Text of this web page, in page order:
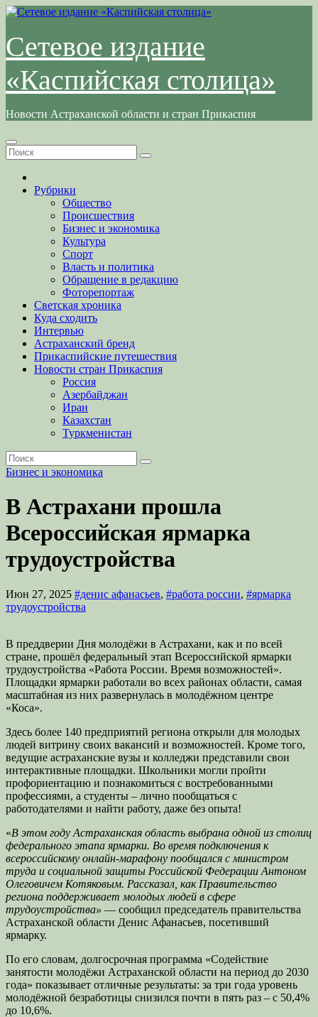
Перейти
содержимому
Сетевое издание
«Каспийская столица»
Новости Астраханской области и стран Прикаспия
Рубрики
Общество
Происшествия
Бизнес и экономика
Культура
Спорт
Власть и политика
Обращение в редакцию
Фоторепортаж
Светская хроника
Куда сходить
Интервью
Астраханский бренд
Прикаспийские путешествия
Новости стран Прикаспия
Россия
Азербайджан
Иран
Казахстан
Туркменистан
Бизнес и экономика
В Астрахани прошла
Всероссийская ярмарка
трудоустройства
Июн 27, 2025 #денис афанасьев, #работа россии, #ярмарка
трудоустройства
В преддверии Дня молодёжи в Астрахани, как и по всей
стране, прошёл федеральный этап Всероссийской ярмарки
трудоустройства «Работа России. Время возможностей».
Площадки ярмарки работали во всех районах области, самая
масштабная из них развернулась в молодёжном центре
«Коса».
Здесь более 140 предприятий региона открыли для молодых
людей витрину своих вакансий и возможностей. Кроме того,
ведущие астраханские вузы и колледжи представили свои
интерактивные площадки. Школьники могли пройти
профориентацию и познакомиться с востребованными
профессиями, а студенты – лично пообщаться с
работодателями и найти работу, даже без опыта!
«В этом году Астраханская область выбрана одной из столиц
федерального этапа ярмарки. Во время подключения к
всероссийскому онлайн-марафону пообщался с министром
труда и социальной защиты Российской Федерации Антоном
Олеговичем Котяковым. Рассказал, как Правительство
региона поддерживает молодых людей в сфере
трудоустройства» — сообщил председатель правительства
Астраханской области Денис Афанасьев, посетивший
ярмарку.
По его словам, долгосрочная программа «Содействие
занятости молодёжи Астраханской области на период до 2030
года» показывает отличные результаты: за три года уровень
молодёжной безработицы снизился почти в пять раз – с 50,4%
до 10,6%.